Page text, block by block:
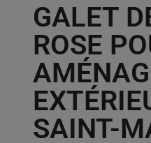
GALET
ROSE
SAINT-